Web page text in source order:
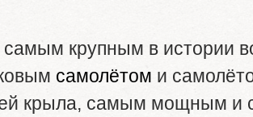
самым крупным в истории
самолётом и
крыла, самым мощным